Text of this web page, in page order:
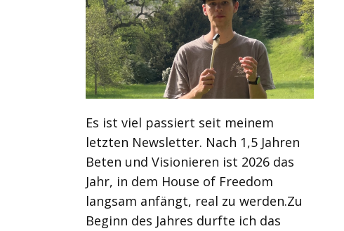
Es ist viel passiert seit meinem
letzten Newsletter. Nach 1,5 Jahren
Beten und Visionieren ist 2026 das
Jahr, in dem House of Freedom
langsam anfängt, real zu werden.Zu
Beginn des Jahres durfte ich das